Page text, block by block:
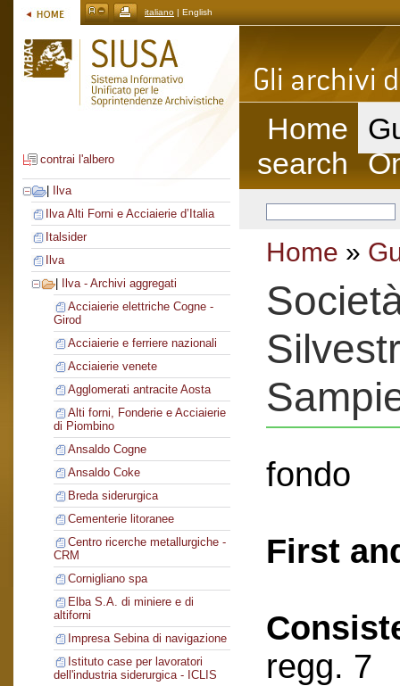
italiano | English
contrai l'albero
Ilva
Ilva Alti Forni e Acciaierie d’Italia
Italsider
Ilva
Ilva - Archivi aggregati
Acciaierie elettriche Cogne -
Girod
Acciaierie e ferriere nazionali
Acciaierie venete
Agglomerati antracite Aosta
Alti forni, Fonderie e Acciaierie
di Piombino
Ansaldo Cogne
Ansaldo Coke
Breda siderurgica
Cementerie litoranee
Centro ricerche metallurgiche -
CRM
Cornigliano spa
Elba S.A. di miniere e di
altiforni
Impresa Sebina di navigazione
Istituto case per lavoratori
dell'industria siderurgica - ICLIS
Home
search
Home »
fondo
First
regg. 7